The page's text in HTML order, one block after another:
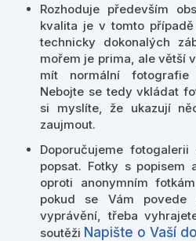
Rozhoduje především
kvalita je v tomto
technicky dokonalých
mořem je prima, ale větší
mít normální
Nebojte se tedy vkládat
si myslíte, že ukazují
zaujmout.
Doporučujeme
popsat. Fotky s popisem
oproti anonymním
pokud se Vám povede
vyprávění, třeba
soutěži Napište o Vaší